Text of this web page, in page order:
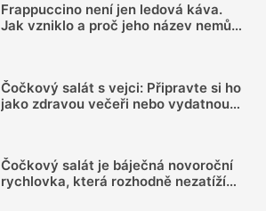
Frappuccino není jen ledová káva.
Jak vzniklo a proč jeho název nemůže
Čočkový salát s vejci: Připravte si ho
jako zdravou večeři nebo vydatnou
Čočkový salát je báječná novoroční
rychlovka, která rozhodně nezatíží